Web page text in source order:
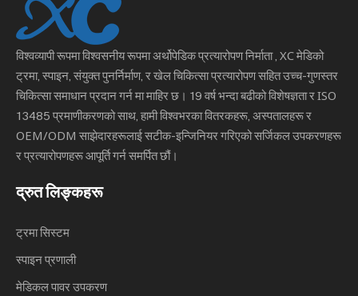
विश्वव्यापी रूपमा विश्वसनीय रूपमाअर्थोपेडिक प्रत्यारोपण निर्माता, XC मेडिको
ट्रमा, स्पाइन, संयुक्त पुनर्निर्माण, र खेल चिकित्सा प्रत्यारोपण सहित उच्च-गुणस्तर
चिकित्सा समाधान प्रदान गर्न मा माहिर छ। 19 वर्ष भन्दा बढीको विशेषज्ञता र ISO
13485 प्रमाणीकरणको साथ, हामी विश्वभरका वितरकहरू, अस्पतालहरू र
OEM/ODM साझेदारहरूलाई सटीक-इन्जिनियर गरिएको सर्जिकल उपकरणहरू
र प्रत्यारोपणहरू आपूर्ति गर्न समर्पित छौं।
द्रुत लिङ्कहरू
ट्रमा सिस्टम
स्पाइन प्रणाली
मेडिकल पावर उपकरण